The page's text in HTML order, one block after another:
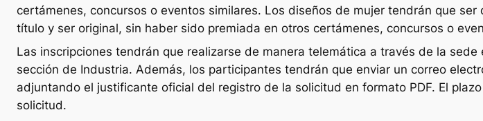
certámenes, concursos o eventos similares. Los diseños de mujer tendrán que
título y ser original, sin haber sido premiada en otros certámenes, concursos o
Las inscripciones tendrán que realizarse de manera telemática a través de la
sección de Industria. Además, los participantes tendrán que enviar un correo
adjuntando el justificante oficial del registro de la solicitud en formato PDF. El
solicitud.